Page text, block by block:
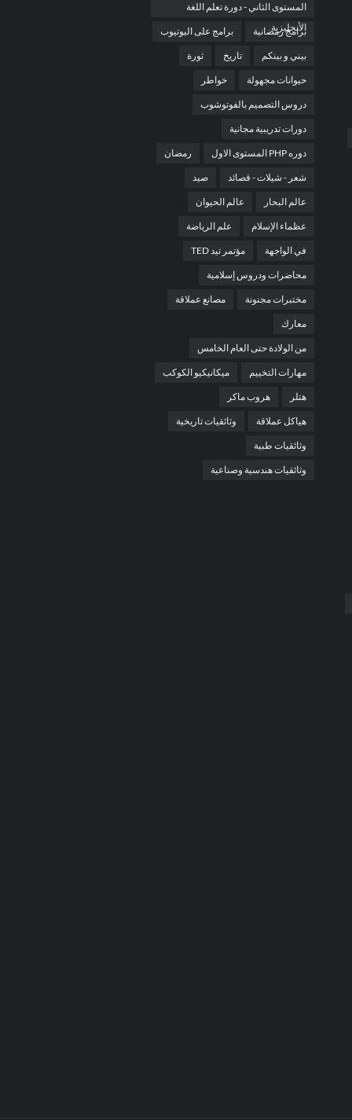
المستوى الثاني - دورة تعلم اللغة
الأنجليزية
برامج رمضانية برامج على اليوتيوب
بيني و بينكم تاريخ ثورة
حيوانات مجهولة خواطر
دروس التصميم بالفوتوشوب
دورات تدريبية مجانية
دوره PHP المستوى الاول رمضان
شعر - شيلات - قصائد صيد
عالم البحار عالم الحيوان
عظماء الإسلام علم الرياضة
في الواجهة مؤتمر تيد TED
محاضرات ودروس إسلامية
مختبرات مجنونة مصانع عملاقة
معارك
من الولادة حتى العام الخامس
مهارات التخييم ميكانيكيو الكوكب
هتلر هروب ماكر
هياكل عملاقة وثائقيات تاريخية
وثائقيات طبية
وثائقيات هندسية وصناعية